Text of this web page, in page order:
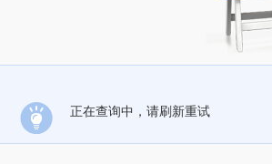
正在查询中，请刷新重试